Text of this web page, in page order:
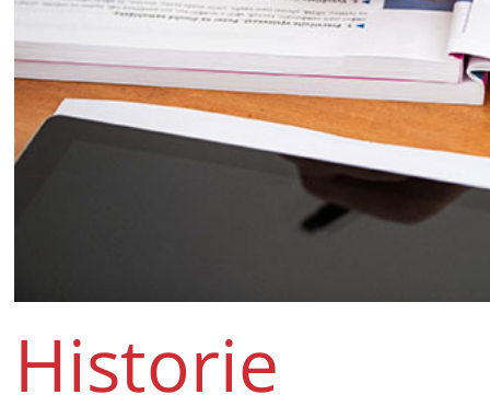
Historie